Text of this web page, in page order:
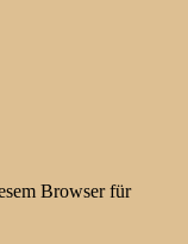
Browser für